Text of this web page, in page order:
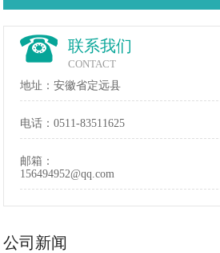
联系我们
CONTACT
地址：安徽省定远县
电话：0511-83511625
邮箱：
156494952@qq.com
公司新闻